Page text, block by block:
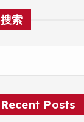
搜索
Recent Posts